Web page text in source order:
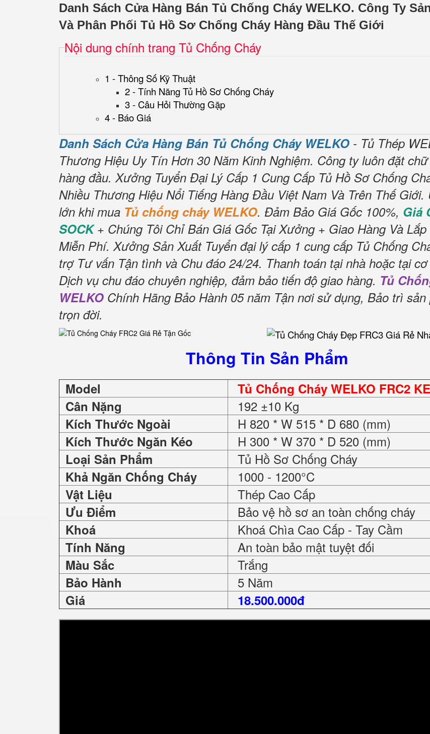
Danh Sách Cửa Hàng Bán Tủ Chống Cháy WELKO. Công Ty
Và Phân Phối Tủ Hồ Sơ Chống Cháy Hàng Đầu Thế Giới
Nội dung chính trang Tủ Chống Cháy
1 - Thông Số Kỹ Thuật
2 - Tính Năng Tủ Hồ Sơ Chống Cháy
3 - Câu Hỏi Thường Gặp
4 - Báo Giá
Danh Sách Cửa Hàng Bán Tủ Chống Cháy WELKO - Tủ Thép
Thương Hiệu Uy Tín Hơn 30 Năm Kinh Nghiệm. Công ty luôn đặt
hàng đầu. Xưởng Tuyển Đại Lý Cấp 1 Cung Cấp Tủ Hồ Sơ Chống
Nhiều Thương Hiệu Nổi Tiếng Hàng Đầu Việt Nam Và Trên Thế Giới.
lớn khi mua Tủ chống cháy WELKO. Đảm Bảo Giá Gốc 100%, Giá
SOCK+ Chúng Tôi Chỉ Bán Giá Gốc Tại Xưởng + Giao Hàng Và
Miễn Phí. Xưởng Sản Xuất Tuyển đại lý cấp 1 cung cấp Tủ Chống
trợ Tư vấn Tận tình và Chu đáo 24/24. Thanh toán tại nhà hoặc tại
Dịch vụ chu đáo chuyên nghiệp, đảm bảo tiến độ giao hàng. Tủ
WELKO Chính Hãng Bảo Hành 05 năm Tận nơi sử dụng, Bảo trì sản
trọn đời.
Thông Tin Sản Phẩm
Model
Tủ Chống Cháy WELKO FRC2
Cân Nặng
192 ±10 Kg
Kích Thước Ngoài H 820 * W 515 * D 680 (mm)
Kích Thước Ngăn Kéo H 300 * W 370 * D 520 (mm)
Loại Sản Phẩm Tủ Hồ Sơ Chống Cháy
Khả Ngăn Chống Cháy 1000 - 1200°C
Vật Liệu Thép Cao Cấp
Ưu Điểm Bảo vệ hồ sơ an toàn chống cháy
Khoá Khoá Chìa Cao Cấp - Tay Cầm
Tính Năng An toàn bảo mật tuyệt đối
Màu Sắc Trắng
Bảo Hành 5 Năm
Giá 18.500.000đ